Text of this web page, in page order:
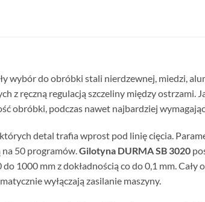
wybór do obróbki stali nierdzewnej, miedzi,
z ręczną regulacją szczeliny między
obróbki, podczas nawet najbardziej
detal trafia wprost pod linię cięcia.
50 programów.Gilotyna DURMA SB 3020
mm z dokładnością co do 0,1 mm. Cały
wyłączają zasilanie maszyny.